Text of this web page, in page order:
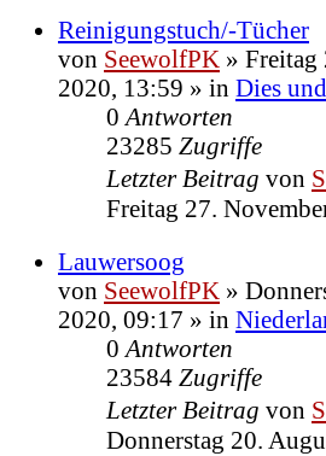
Reinigungstuch/-Tücher
von SeewolfPK » Freitag
2020, 13:59 » in Dies
0 Antworten
23285 Zugriffe
Letzter Beitrag von
Freitag 27.
Lauwersoog
von SeewolfPK »
2020, 09:17 » in
0 Antworten
23584 Zugriffe
Letzter Beitrag von
Donnerstag 20.